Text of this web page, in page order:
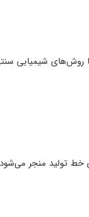
شیمیایی
خط تولید منجر